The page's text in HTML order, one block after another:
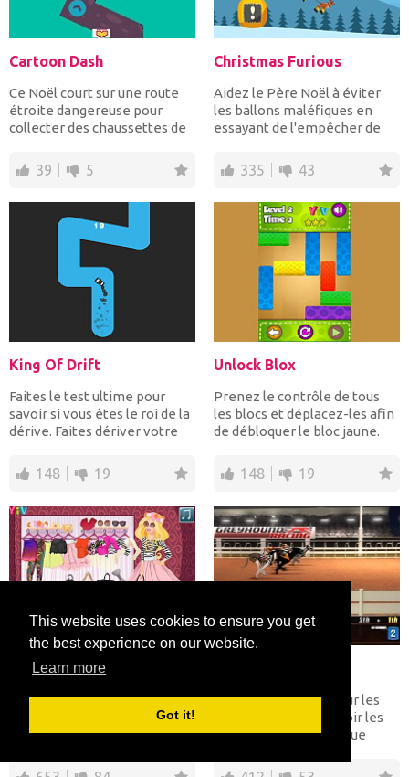
This website uses cookies to ensure you get
the best experience on our website.
Learn more
Got it!
Cartoon Dash
Ce Noël court sur une route
étroite dangereuse pour
collecter des chaussettes de
39 5
Christmas Furious
Aidez le Père Noël à éviter
les ballons maléfiques en
essayant de l'empêcher de
335 43
King Of Drift
Faites le test ultime pour
savoir si vous êtes le roi de la
dérive. Faites dériver votre
148 19
Unlock Blox
Prenez le contrôle de tous
les blocs et déplacez-les afin
de débloquer le bloc jaune.
148 19
Aide Barbie à essayer toutes
sortes de styles de mode
différents qu'elle est tombée
Pariez votre argent sur les
courses de lévriers. Voir les
statistiques pour chaque